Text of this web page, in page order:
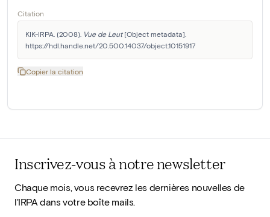
Citation
KIK-IRPA. (2008). Vue de Leut [Object metadata].
https://hdl.handle.net/20.500.14037/object.10151917
Copier la citation
Inscrivez-vous à notre newsletter
Chaque mois, vous recevrez les dernières nouvelles de
l'IRPA dans votre boîte mails.